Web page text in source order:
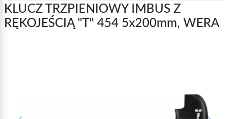
KLUCZ TRZPIENIOWY IMBUS Z
RĘKOJEŚCIĄ "T" 454 5x200mm, WERA